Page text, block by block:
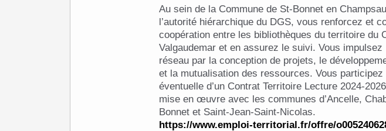
Au sein de la Commune de St-Bonnet en
l’autorité hiérarchique du DGS, vous renforcez et
coopération entre les bibliothèques du territoire du
Valgaudemar et en assurez le suivi. Vous impulsez
réseau par la conception de projets, le
et la mutualisation des ressources. Vous participez
éventuelle d’un Contrat Territoire Lecture 2024-
mise en œuvre avec les communes d’Ancelle,
Bonnet et Saint-Jean-Saint-Nicolas.
https://www.emploi-territorial.fr/offre/